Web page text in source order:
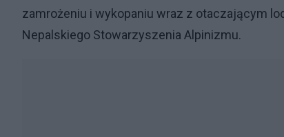
zamrożeniu i wykopaniu wraz z otaczającym
Nepalskiego Stowarzyszenia Alpinizmu.